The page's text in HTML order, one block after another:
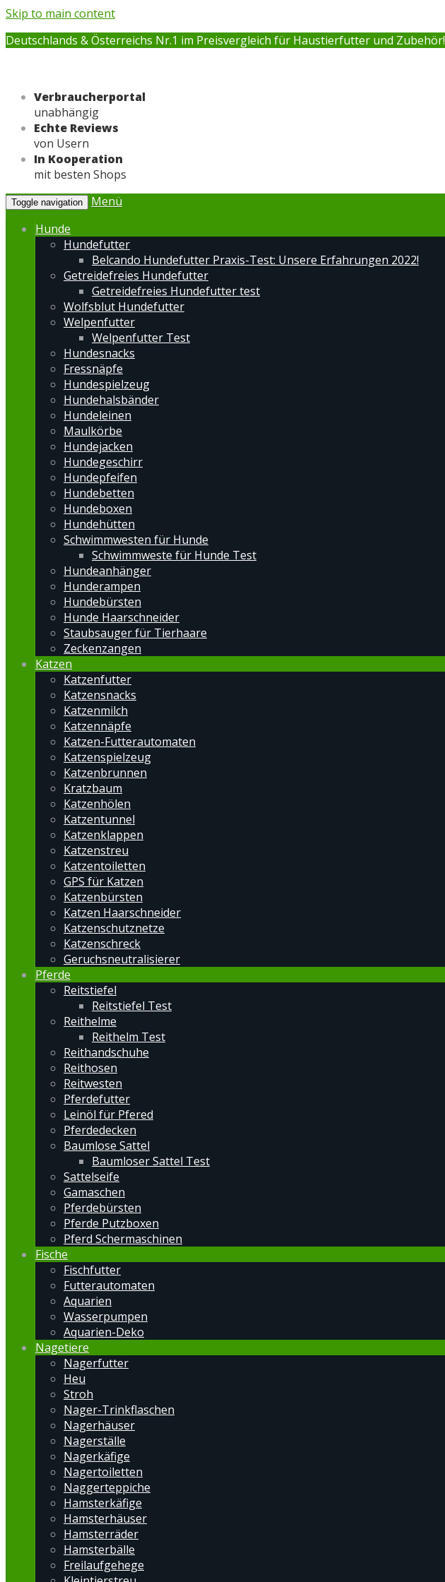
Skip to main content
Deutschlands & Österreichs Nr.1 im Preisvergleich für Haustierfutter und Zubehör!
Verbraucherportal
unabhängig
Echte Reviews
von Usern
In Kooperation
mit besten Shops
Toggle navigation
Menü
Hunde
Hundefutter
Belcando Hundefutter Praxis-Test: Unsere Erfahrungen 2022!
Getreidefreies Hundefutter
Getreidefreies Hundefutter test
Wolfsblut Hundefutter
Welpenfutter
Welpenfutter Test
Hundesnacks
Fressnäpfe
Hundespielzeug
Hundehalsbänder
Hundeleinen
Maulkörbe
Hundejacken
Hundegeschirr
Hundepfeifen
Hundebetten
Hundeboxen
Hundehütten
Schwimmwesten für Hunde
Schwimmweste für Hunde Test
Hundeanhänger
Hunderampen
Hundebürsten
Hunde Haarschneider
Staubsauger für Tierhaare
Zeckenzangen
Katzen
Katzenfutter
Katzensnacks
Katzenmilch
Katzennäpfe
Katzen-Futterautomaten
Katzenspielzeug
Katzenbrunnen
Kratzbaum
Katzenhölen
Katzentunnel
Katzenklappen
Katzenstreu
Katzentoiletten
GPS für Katzen
Katzenbürsten
Katzen Haarschneider
Katzenschutznetze
Katzenschreck
Geruchsneutralisierer
Pferde
Reitstiefel
Reitstiefel Test
Reithelme
Reithelm Test
Reithandschuhe
Reithosen
Reitwesten
Pferdefutter
Leinöl für Pfered
Pferdedecken
Baumlose Sattel
Baumloser Sattel Test
Sattelseife
Gamaschen
Pferdebürsten
Pferde Putzboxen
Pferd Schermaschinen
Fische
Fischfutter
Futterautomaten
Aquarien
Wasserpumpen
Aquarien-Deko
Nagetiere
Nagerfutter
Heu
Stroh
Nager-Trinkflaschen
Nagerhäuser
Nagerställe
Nagerkäfige
Nagertoiletten
Naggerteppiche
Hamsterkäfige
Hamsterhäuser
Hamsterräder
Hamsterbälle
Freilaufgehege